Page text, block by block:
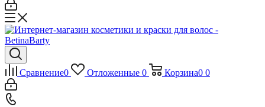
Сравнение0 Отложенные 0 Корзина0 0